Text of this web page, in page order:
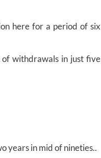
here for a period of six
of withdrawals in just five
years in mid of nineties..